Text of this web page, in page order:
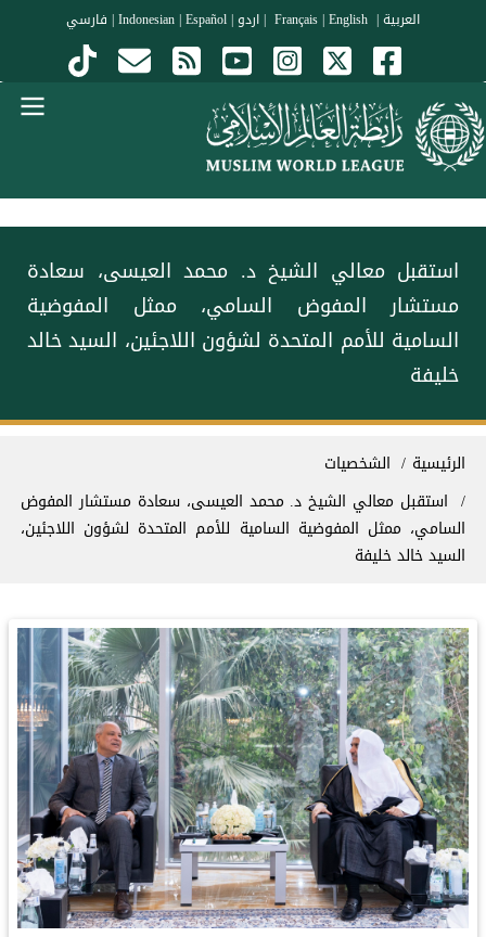
تجاوز إلى المحتوى الرئيسي
العربية|
|English
| اردو|
Indonesian |Español
| فارسي
استقبل معالي الشيخ د. محمد العيسى‬⁩، سعادة
مستشار المفوض السامي، ممثل المفوضية
السامية للأمم المتحدة لشؤون اللاجئين، السيد خالد
خليفة
مسار التنقل
الرئيسية
الشخصيات
استقبل معالي الشيخ د. محمد العيسى‬⁩، سعادة مستشار المفوض
السامي، ممثل المفوضية السامية للأمم المتحدة لشؤون اللاجئين،
السيد خالد خليفة